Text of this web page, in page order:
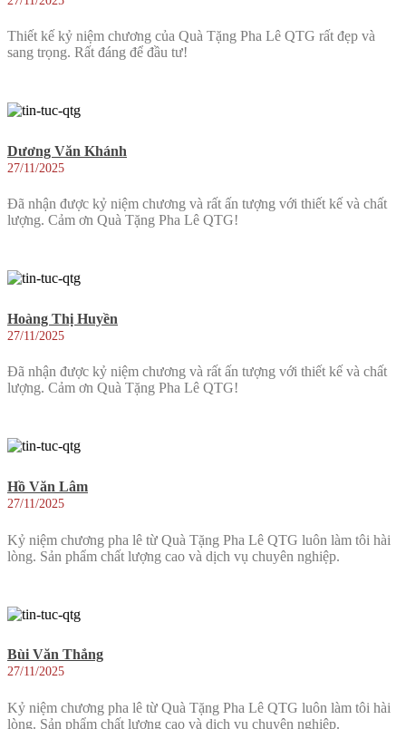
Thiết kế kỷ niệm chương của Quà Tặng Pha Lê QTG rất đẹp và
sang trọng. Rất đáng để đầu tư!
Dương Văn Khánh
27/11/2025
Đã nhận được kỷ niệm chương và rất ấn tượng với thiết kế và chất
lượng. Cảm ơn Quà Tặng Pha Lê QTG!
Hoàng Thị Huyền
27/11/2025
Đã nhận được kỷ niệm chương và rất ấn tượng với thiết kế và chất
lượng. Cảm ơn Quà Tặng Pha Lê QTG!
Hồ Văn Lâm
27/11/2025
Kỷ niệm chương pha lê từ Quà Tặng Pha Lê QTG luôn làm tôi hài
lòng. Sản phẩm chất lượng cao và dịch vụ chuyên nghiệp.
Bùi Văn Thắng
27/11/2025
Kỷ niệm chương pha lê từ Quà Tặng Pha Lê QTG luôn làm tôi hài
lòng. Sản phẩm chất lượng cao và dịch vụ chuyên nghiệp.